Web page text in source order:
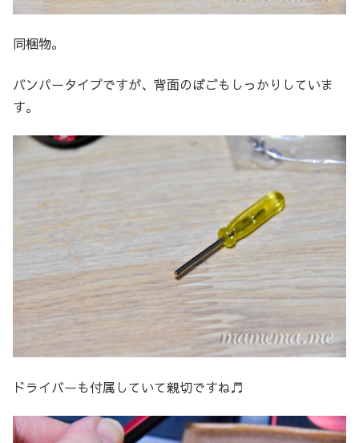
同梱物。
バンパータイプですが、背面のぼごもしっかりしていま
す。
ドライバーも付属していて親切ですね♬